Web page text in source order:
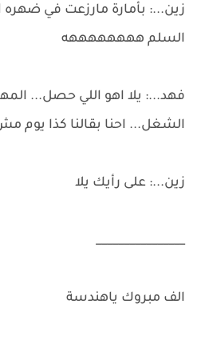
زين...: بأمارة مارزعت في ضهره
السلم ههههههههه
فهد...: يلا اهو اللي حصل...
الشغل... احنا بقالنا كذا يوم
زين...: على رأيك يلا
________________
الف مبروك ياهندسة